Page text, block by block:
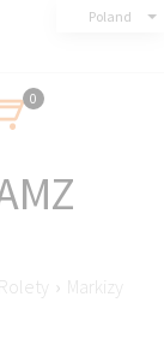
Poland
0
› Markizy